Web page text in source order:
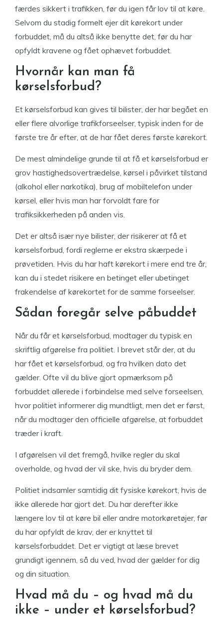
færdes sikkert i trafikken, før du igen får lov til at køre.
Selvom du stadig formelt ejer dit kørekort under
forbuddet, må du altså ikke benytte det, før du har
opfyldt kravene og fået ophævet forbuddet.
Hvornår kan man få
kørselsforbud?
Et kørselsforbud kan gives til bilister, der har begået en
eller flere alvorlige trafikforseelser, typisk inden for de
første tre år efter, at de har fået deres første kørekort.
De mest almindelige grunde til at få et kørselsforbud er
grov hastighedsovertrædelse, kørsel i påvirket tilstand
(alkohol eller narkotika), brug af mobiltelefon under
kørsel, eller hvis man har forvoldt fare for
trafiksikkerheden på anden vis.
Det er altså især nye bilister, der risikerer at få et
kørselsforbud, fordi reglerne er ekstra skærpede i
prøvetiden. Hvis du har haft kørekort i mere end tre år,
kan du i stedet risikere en betinget eller ubetinget
frakendelse af kørekortet for de samme forseelser.
Sådan foregår selve påbuddet
Når du får et kørselsforbud, modtager du typisk en
skriftlig afgørelse fra politiet. I brevet står der, at du
har fået et kørselsforbud, og fra hvilken dato det
gælder. Ofte vil du blive gjort opmærksom på
forbuddet allerede i forbindelse med selve forseelsen,
hvor politiet informerer dig mundtligt, men det er først,
når du modtager den officielle afgørelse, at forbuddet
træder i kraft.
I afgørelsen vil det fremgå, hvilke regler du skal
overholde, og hvad der vil ske, hvis du bryder dem.
Politiet indsamler samtidig dit fysiske kørekort, hvis de
ikke allerede har gjort det. Du har derefter ikke
længere lov til at køre bil eller andre motorkøretøjer, før
du har opfyldt de krav, der er knyttet til
kørselsforbuddet. Det er vigtigt at læse brevet
grundigt igennem, så du ved, hvad der gælder for dig
og din situation.
Hvad må du – og hvad må du
ikke – under et kørselsforbud?